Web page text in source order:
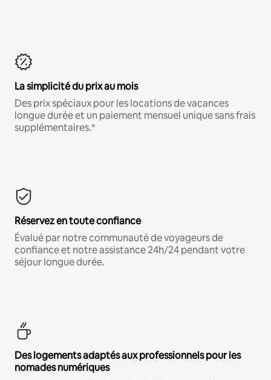
La simplicité du prix au mois
Des prix spéciaux pour les locations de vacances
longue durée et un paiement mensuel unique sans frais
supplémentaires.*
Réservez en toute confiance
Évalué par notre communauté de voyageurs de
confiance et notre assistance 24h/24 pendant votre
séjour longue durée.
Des logements adaptés aux professionnels pour les
nomades numériques